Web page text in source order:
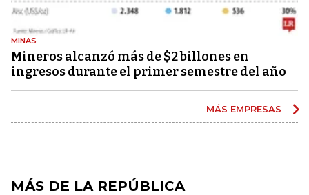
MINAS
Mineros alcanzó más de $2 billones en
ingresos durante el primer semestre del año
MÁS EMPRESAS
MÁS DE LA REPÚBLICA